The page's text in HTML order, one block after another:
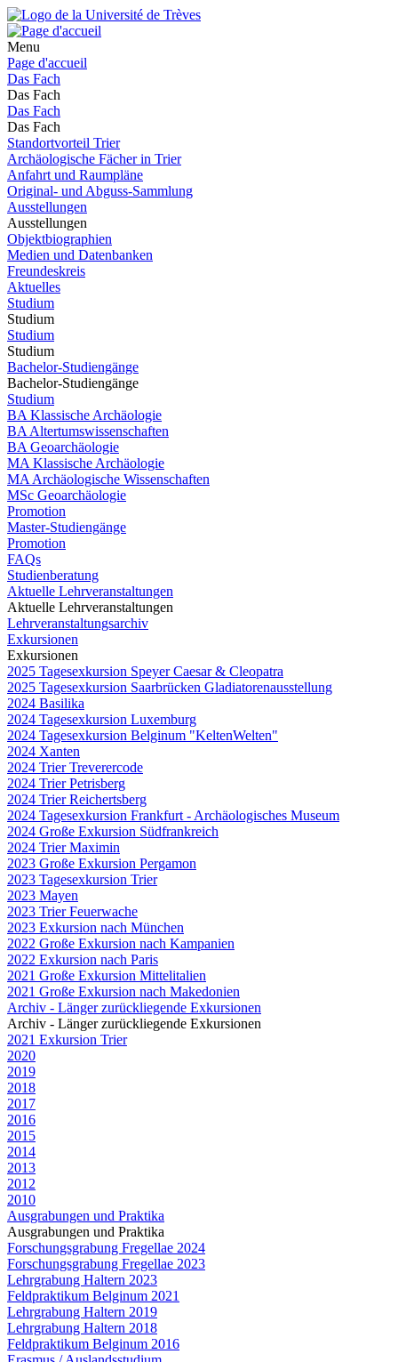
Menu
Page d'accueil
Das Fach
Das Fach
Das Fach
Das Fach
Standortvorteil Trier
Archäologische Fächer in Trier
Anfahrt und Raumpläne
Original- und Abguss-Sammlung
Ausstellungen
Ausstellungen
Objektbiographien
Medien und Datenbanken
Freundeskreis
Aktuelles
Studium
Studium
Studium
Studium
Bachelor-Studiengänge
Bachelor-Studiengänge
Studium
BA Klassische Archäologie
BA Altertumswissenschaften
BA Geoarchäologie
MA Klassische Archäologie
MA Archäologische Wissenschaften
MSc Geoarchäologie
Promotion
Master-Studiengänge
Promotion
FAQs
Studienberatung
Aktuelle Lehrveranstaltungen
Aktuelle Lehrveranstaltungen
Lehrveranstaltungsarchiv
Exkursionen
Exkursionen
2025 Tagesexkursion Speyer Caesar & Cleopatra
2025 Tagesexkursion Saarbrücken Gladiatorenausstellung
2024 Basilika
2024 Tagesexkursion Luxemburg
2024 Tagesexkursion Belginum "KeltenWelten"
2024 Xanten
2024 Trier Treverercode
2024 Trier Petrisberg
2024 Trier Reichertsberg
2024 Tagesexkursion Frankfurt - Archäologisches Museum
2024 Große Exkursion Südfrankreich
2024 Trier Maximin
2023 Große Exkursion Pergamon
2023 Tagesexkursion Trier
2023 Mayen
2023 Trier Feuerwache
2023 Exkursion nach München
2022 Große Exkursion nach Kampanien
2022 Exkursion nach Paris
2021 Große Exkursion Mittelitalien
2021 Große Exkursion nach Makedonien
Archiv - Länger zurückliegende Exkursionen
Archiv - Länger zurückliegende Exkursionen
2021 Exkursion Trier
2020
2019
2018
2017
2016
2015
2014
2013
2012
2010
Ausgrabungen und Praktika
Ausgrabungen und Praktika
Forschungsgrabung Fregellae 2024
Forschungsgrabung Fregellae 2023
Lehrgrabung Haltern 2023
Feldpraktikum Belginum 2021
Lehrgrabung Haltern 2019
Lehrgrabung Haltern 2018
Feldpraktikum Belginum 2016